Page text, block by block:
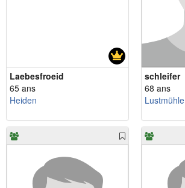
Laebesfroeid
65 ans
Heiden
schleifer
68 ans
Lustmühle